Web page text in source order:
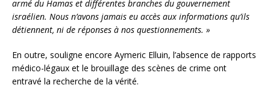
armé du Hamas et différentes branches du gouvernement
israélien. Nous n’avons jamais eu accès aux informations qu’ils
détiennent, ni de réponses à nos questionnements. »
En outre, souligne encore Aymeric Elluin, l’absence de rapports
médico-légaux et le brouillage des scènes de crime ont
entravé la recherche de la vérité.